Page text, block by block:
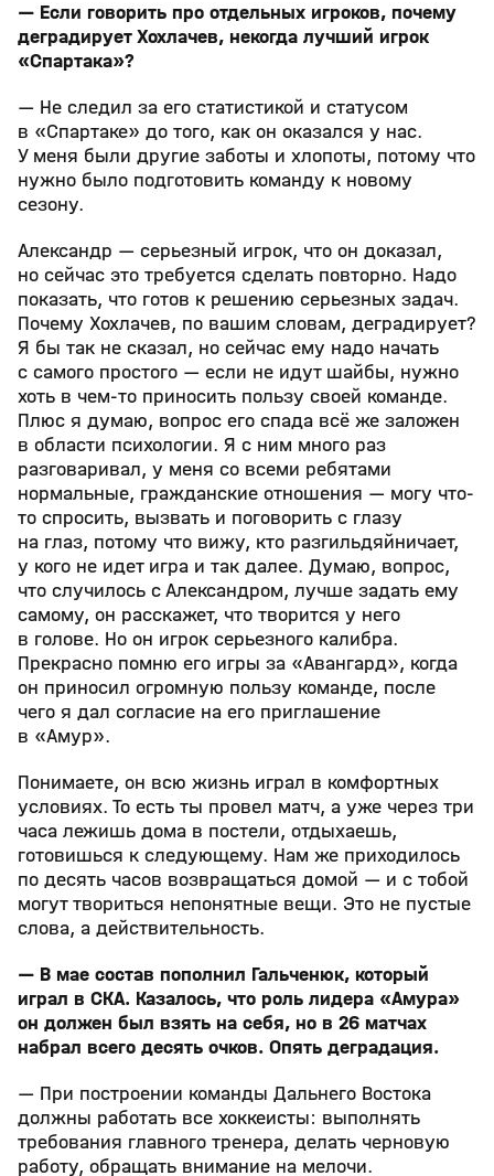
— Если говорить про отдельных игроков, почему
деградирует Хохлачев, некогда лучший игрок
«Спартака»?
— Не следил за его статистикой и статусом
в «Спартаке» до того, как он оказался у нас.
У меня были другие заботы и хлопоты, потому что
нужно было подготовить команду к новому
сезону.
Александр — серьезный игрок, что он доказал,
но сейчас это требуется сделать повторно. Надо
показать, что готов к решению серьезных задач.
Почему Хохлачев, по вашим словам, деградирует?
Я бы так не сказал, но сейчас ему надо начать
с самого простого — если не идут шайбы, нужно
хоть в чем-то приносить пользу своей команде.
Плюс я думаю, вопрос его спада всё же заложен
в области психологии. Я с ним много раз
разговаривал, у меня со всеми ребятами
нормальные, гражданские отношения — могу что-
то спросить, вызвать и поговорить с глазу
на глаз, потому что вижу, кто разгильдяйничает,
у кого не идет игра и так далее. Думаю, вопрос,
что случилось с Александром, лучше задать ему
самому, он расскажет, что творится у него
в голове. Но он игрок серьезного калибра.
Прекрасно помню его игры за «Авангард», когда
он приносил огромную пользу команде, после
чего я дал согласие на его приглашение
в «Амур».
Понимаете, он всю жизнь играл в комфортных
условиях. То есть ты провел матч, а уже через три
часа лежишь дома в постели, отдыхаешь,
готовишься к следующему. Нам же приходилось
по десять часов возвращаться домой — и с тобой
могут твориться непонятные вещи. Это не пустые
слова, а действительность.
— В мае состав пополнил Гальченюк, который
играл в СКА. Казалось, что роль лидера «Амура»
он должен был взять на себя, но в 26 матчах
набрал всего десять очков. Опять деградация.
— При построении команды Дальнего Востока
должны работать все хоккеисты: выполнять
требования главного тренера, делать черновую
работу, обращать внимание на мелочи.